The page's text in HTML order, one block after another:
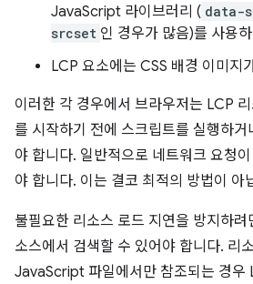
JavaScript 라이브러리 ( data-
srcset 인 경우가 많음)를 사용
LCP 요소에는 CSS 배경 이미지
이러한 각 경우에서 브라우저는 LCP
를 시작하기 전에 스크립트를 실행하거
야 합니다. 일반적으로 네트워크 요청
야 합니다. 이는 결코 최적의 방법이 아
불필요한 리소스 로드 지연을 방지하
소스에서 검색할 수 있어야 합니다. 리
JavaScript 파일에서만 참조되는 경우